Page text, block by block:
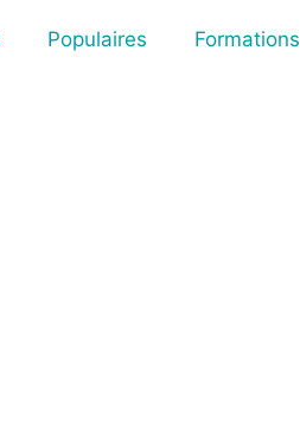
Populaires Formations